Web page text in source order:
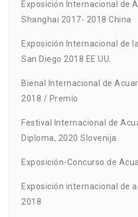
Exposición Internacional de
Shanghai 2017- 2018 China
Exposición Internacional de
San Diego 2018 EE.UU.
Bienal Internacional de
2018 / Premio
Festival Internacional de
Diploma, 2020 Slovenija
Exposición-Concurso de
Exposición internacional de
2018